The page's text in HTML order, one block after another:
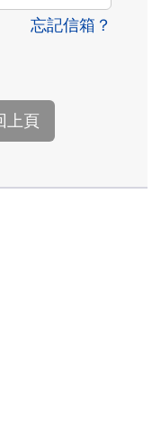
忘記信箱？
上頁